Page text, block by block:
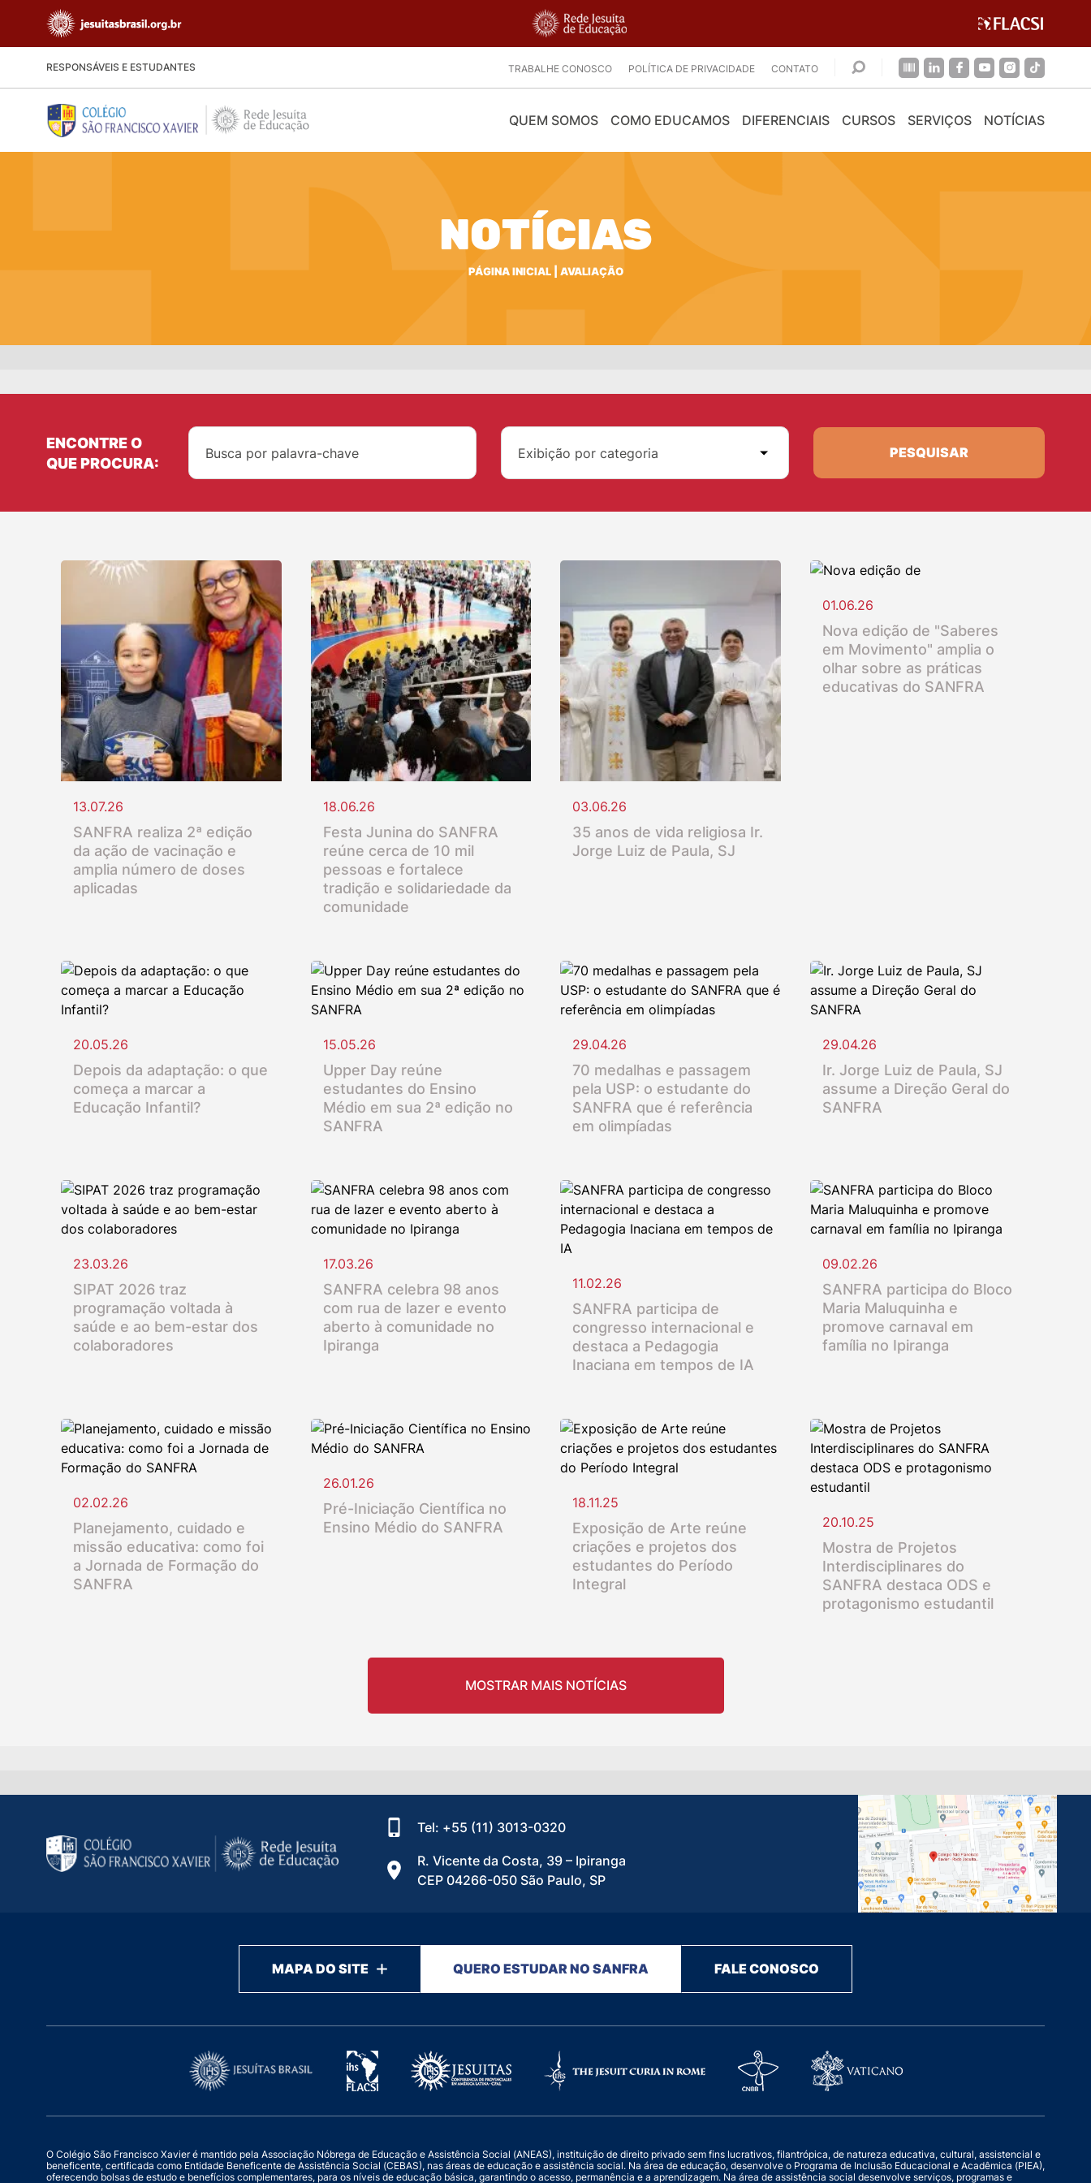
RESPONSÁVEIS E ESTUDANTES TRABALHE CONOSCO POLÍTICA DE PRIVACIDADE CONTATO
QUEM SOMOS COMO EDUCAMOS DIFERENCIAIS CURSOS SERVIÇOS NOTÍCIAS
NOTÍCIAS
PÁGINA INICIAL| AVALIAÇÃO
ENCONTRE O
QUE PROCURA:
Exibição por categoria PESQUISAR
13.07.26
SANFRA realiza 2ª edição
da ação de vacinação e
amplia número de doses
aplicadas
18.06.26
Festa Junina do SANFRA
reúne cerca de 10 mil
pessoas e fortalece
tradição e solidariedade da
comunidade
03.06.26
35 anos de vida religiosa Ir.
Jorge Luiz de Paula, SJ
01.06.26
Nova edição de "Saberes
em Movimento" amplia o
olhar sobre as práticas
educativas do SANFRA
20.05.26
Depois da adaptação: o que
começa a marcar a
Educação Infantil?
15.05.26
Upper Day reúne
estudantes do Ensino
Médio em sua 2ª edição no
SANFRA
29.04.26
70 medalhas e passagem
pela USP: o estudante do
SANFRA que é referência
em olimpíadas
29.04.26
Ir. Jorge Luiz de Paula, SJ
assume a Direção Geral do
SANFRA
23.03.26
SIPAT 2026 traz
programação voltada à
saúde e ao bem-estar dos
colaboradores
17.03.26
SANFRA celebra 98 anos
com rua de lazer e evento
aberto à comunidade no
Ipiranga
11.02.26
SANFRA participa de
congresso internacional e
destaca a Pedagogia
Inaciana em tempos de IA
09.02.26
SANFRA participa do Bloco
Maria Maluquinha e
promove carnaval em
família no Ipiranga
02.02.26
Planejamento, cuidado e
missão educativa: como foi
a Jornada de Formação do
SANFRA
26.01.26
Pré-Iniciação Científica no
Ensino Médio do SANFRA
18.11.25
Exposição de Arte reúne
criações e projetos dos
estudantes do Período
Integral
20.10.25
Mostra de Projetos
Interdisciplinares do
SANFRA destaca ODS e
protagonismo estudantil
MOSTRAR MAIS NOTÍCIAS
Tel: +55 (11) 3013-0320
R. Vicente da Costa, 39 – Ipiranga
CEP 04266-050 São Paulo, SP
MAPA DO SITE QUERO ESTUDAR NO SANFRA FALE CONOSCO
O Colégio São Francisco Xavier é mantido pela Associação Nóbrega de Educação e Assistência Social (ANEAS), instituição de direito privado sem fins lucrativos, filantrópica, de natureza educativa, cultural, assistencial e
beneficente, certificada como Entidade Beneficente de Assistência Social (CEBAS), nas áreas de educação e assistência social. Na área de educação, desenvolve o Programa de Inclusão Educacional e Acadêmica (PIEA),
oferecendo bolsas de estudo e benefícios complementares, para os níveis de educação básica, garantindo o acesso, permanência e a aprendizagem. Na área de assistência social desenvolve serviços, programas e